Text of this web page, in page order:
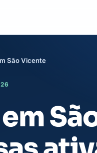
São Vicente